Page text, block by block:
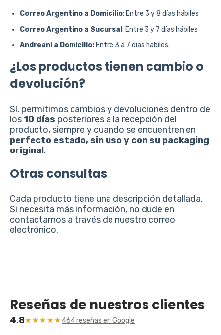
Correo Argentino a Domicilio: Entre 3 y 8 días hábiles
Correo Argentino a Sucursal : Entre 3 y 7 días hábiles
Andreani a Domicilio: Entre 3 a 7 dias habiles.
¿Los productos tienen cambio o
devolución?
Sí, permitimos cambios y devoluciones dentro de
los 10 días posteriores a la recepción del
producto, siempre y cuando se encuentren en
perfecto estado, sin uso y con su packaging
original.
Otras consultas
Cada producto tiene una descripción detallada.
Si necesita más información, no dude en
contactarnos a través de nuestro correo
electrónico.
Reseñas de nuestros clientes
4.8★★★★★ 464 reseñas en Google